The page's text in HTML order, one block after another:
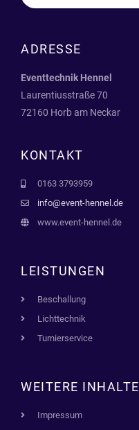
ADRESSE
Eventtechnik Hennel
Laurentiusstraße 70
72160 Horb am Neckar
KONTAKT
0163 3793959
info@event-hennel.de
www.event-hennel.de
LEISTUNGEN
Beschallung
Lichttechnik
Turnierservice
WEITERE INHALTE
Impressum